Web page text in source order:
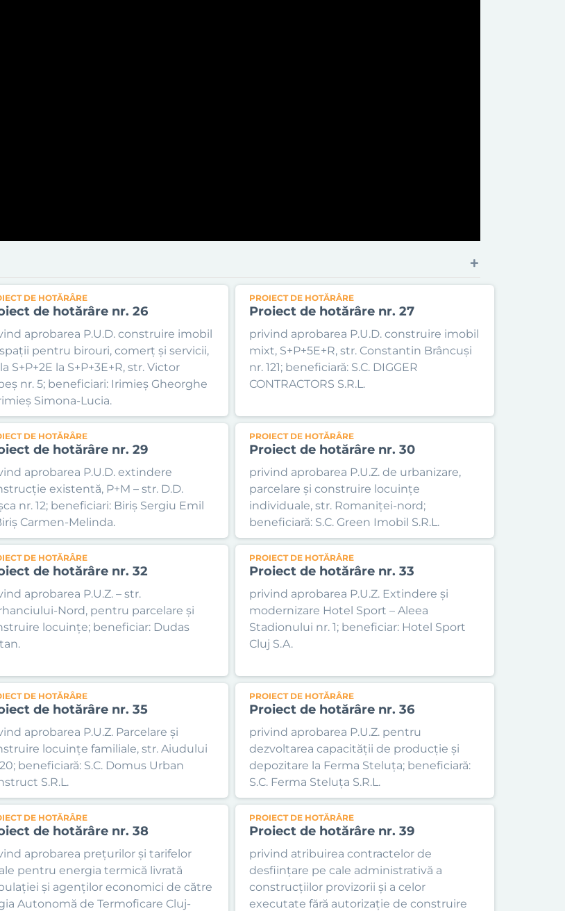
DE HOTĂRÂRE
de hotărâre nr. 26
aprobarea P.U.D. construire imobil
pentru birouri, comerț și servicii,
S+P+2E la S+P+3E+R, str. Victor
nr. 5; beneficiari: Irimieș Gheorghe
Simona-Lucia.
PROIECT DE HOTĂRÂRE
Proiect de hotărâre nr. 27
privind aprobarea P.U.D. construire imobil
mixt, S+P+5E+R, str. Constantin Brâncuși
nr. 121; beneficiară: S.C. DIGGER
CONTRACTORS S.R.L.
DE HOTĂRÂRE
de hotărâre nr. 29
aprobarea P.U.D. extindere
existentă, P+M – str. D.D.
nr. 12; beneficiari: Biriș Sergiu Emil
Carmen-Melinda.
PROIECT DE HOTĂRÂRE
Proiect de hotărâre nr. 30
privind aprobarea P.U.Z. de urbanizare,
parcelare și construire locuințe
individuale, str. Romaniței-nord;
beneficiară: S.C. Green Imobil S.R.L.
DE HOTĂRÂRE
de hotărâre nr. 32
aprobarea P.U.Z. – str.
Nord, pentru parcelare și
locuințe; beneficiar: Dudas
PROIECT DE HOTĂRÂRE
Proiect de hotărâre nr. 33
privind aprobarea P.U.Z. Extindere și
modernizare Hotel Sport – Aleea
Stadionului nr. 1; beneficiar: Hotel Sport
Cluj S.A.
DE HOTĂRÂRE
de hotărâre nr. 35
aprobarea P.U.Z. Parcelare și
locuințe familiale, str. Aiudului
beneficiară: S.C. Domus Urban
S.R.L.
PROIECT DE HOTĂRÂRE
Proiect de hotărâre nr. 36
privind aprobarea P.U.Z. pentru
dezvoltarea capacității de producție și
depozitare la Ferma Steluța; beneficiară:
S.C. Ferma Steluța S.R.L.
DE HOTĂRÂRE
de hotărâre nr. 38
aprobarea prețurilor și tarifelor
pentru energia termică livrată
și agenților economici de către
Autonomă de Termoficare Cluj-
PROIECT DE HOTĂRÂRE
Proiect de hotărâre nr. 39
privind atribuirea contractelor de
desființare pe cale administrativă a
construcțiilor provizorii și a celor
executate fără autorizație de construire